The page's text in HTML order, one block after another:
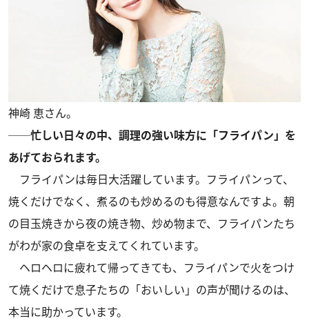
神崎 恵さん。
──忙しい日々の中、調理の強い味方に「フライパン」を
あげておられます。
フライパンは毎日大活躍しています。フライパンって、
焼くだけでなく、煮るのも炒めるのも得意なんですよ。朝
の目玉焼きから夜の焼き物、炒め物まで、フライパンたち
がわが家の食卓を支えてくれています。
ヘロヘロに疲れて帰ってきても、フライパンで火をつけ
て焼くだけで息子たちの「おいしい」の声が聞けるのは、
本当に助かっています。